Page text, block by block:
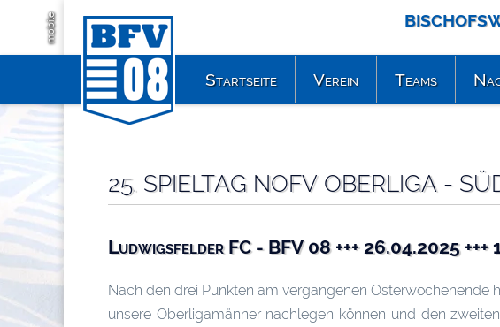
mobile
25. SPIELTAG NOFV OBERLIGA -
Ludwigsfelder FC - BFV 08 +++ 26.04.2025 +++
Nach den drei Punkten am vergangenen Osterwochenende
unsere Oberligamänner nachlegen können und den
Startseite Verein Teams